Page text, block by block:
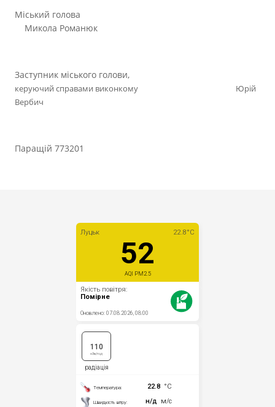
Міський голова
Микола Романюк
Заступник міського голови,
керуючий справами виконкому Юрій
Вербич
Паращій 773201